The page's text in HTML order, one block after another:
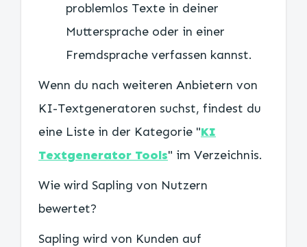
problemlos Texte in deiner
Muttersprache oder in einer
Fremdsprache verfassen kannst.
Wenn du nach weiteren Anbietern von
KI-Textgeneratoren suchst, findest du
eine Liste in der Kategorie "KI
Textgenerator Tools" im Verzeichnis.
Wie wird Sapling von Nutzern
bewertet?
Sapling wird von Kunden auf